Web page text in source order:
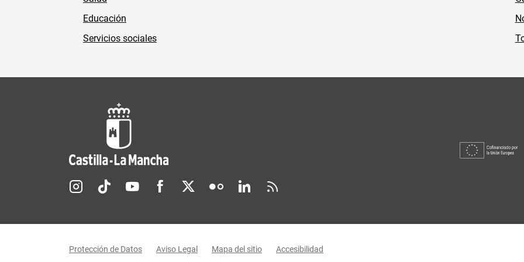
Educación
Servicios sociales
Redes sociales JCCM
Protección de Datos Aviso Legal Mapa del sitio Accesibilidad